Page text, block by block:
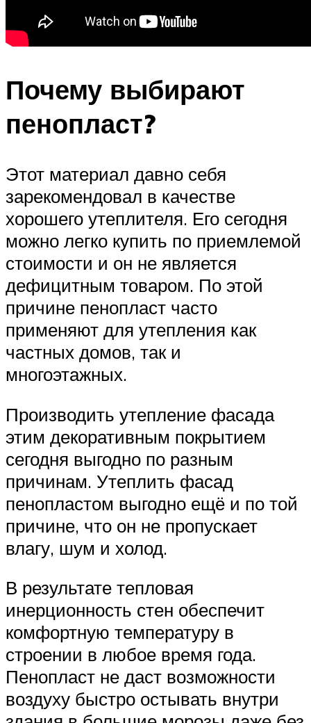
Почему выбирают
пенопласт?
Этот материал давно себя
зарекомендовал в качестве
хорошего утеплителя. Его сегодня
можно легко купить по приемлемой
стоимости и он не является
дефицитным товаром. По этой
причине пенопласт часто
применяют для утепления как
частных домов, так и
многоэтажных.
Производить утепление фасада
этим декоративным покрытием
сегодня выгодно по разным
причинам. Утеплить фасад
пенопластом выгодно ещё и по той
причине, что он не пропускает
влагу, шум и холод.
В результате тепловая
инерционность стен обеспечит
комфортную температуру в
строении в любое время года.
Пенопласт не даст возможности
воздуху быстро остывать внутри